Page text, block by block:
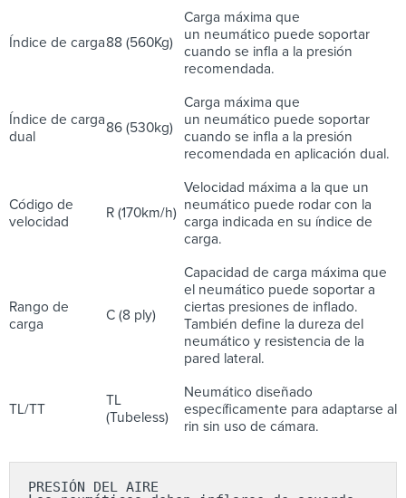
Índice de carga88 (560Kg)
Carga máxima que
un neumático puede soportar
cuando se infla a la presión
recomendada.
Índice de carga
dual
86 (530kg)
Carga máxima que
un neumático puede soportar
cuando se infla a la presión
recomendada en aplicación dual.
Código de
velocidad
R (170km/h)
Velocidad máxima a la que un
neumático puede rodar con la
carga indicada en su índice de
carga.
Rango de
carga
C (8 ply)
Capacidad de carga máxima que
el neumático puede soportar a
ciertas presiones de inflado.
También define la dureza del
neumático y resistencia de la
pared lateral.
TL/TT
TL
(Tubeless)
Neumático diseñado
específicamente para adaptarse al
rin sin uso de cámara.
PRESIÓN DEL AIRE